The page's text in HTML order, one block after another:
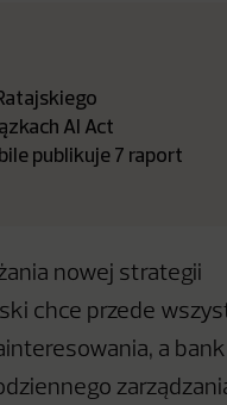
AI Act
publikuje 7 raport
nowej strategii
chce przede
a